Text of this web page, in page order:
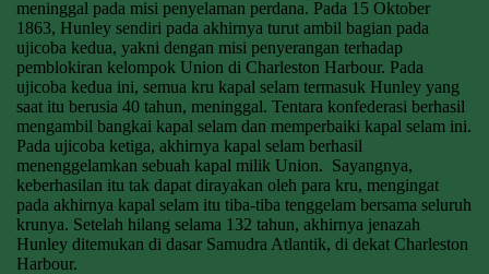
meninggal pada misi penyelaman perdana. Pada 15 Oktober
1863, Hunley sendiri pada akhirnya turut ambil bagian pada
ujicoba kedua, yakni dengan misi penyerangan terhadap
pemblokiran kelompok Union di Charleston Harbour. Pada
ujicoba kedua ini, semua kru kapal selam termasuk Hunley yang
saat itu berusia 40 tahun, meninggal. Tentara konfederasi berhasil
mengambil bangkai kapal selam dan memperbaiki kapal selam ini.
Pada ujicoba ketiga, akhirnya kapal selam berhasil
menenggelamkan sebuah kapal milik Union. Sayangnya,
keberhasilan itu tak dapat dirayakan oleh para kru, mengingat
pada akhirnya kapal selam itu tiba-tiba tenggelam bersama seluruh
krunya. Setelah hilang selama 132 tahun, akhirnya jenazah
Hunley ditemukan di dasar Samudra Atlantik, di dekat Charleston
Harbour.